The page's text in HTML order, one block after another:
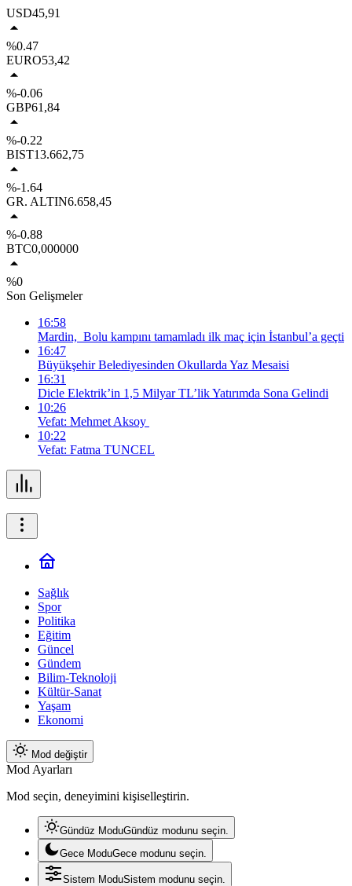
USD45,91
%0.47
EURO53,42
%-0.06
GBP61,84
%-0.22
BIST13.662,75
%-1.64
GR. ALTIN6.658,45
%-0.88
BTC0,000000
%0
Son Gelişmeler
16:58
Mardin, Bolu kampını tamamladı ilk maç için İstanbul’a geçti
16:47
Büyükşehir Belediyesinden Okullarda Yaz Mesaisi
16:31
Dicle Elektrik’in 1,5 Milyar TL’lik Yatırımda Sona Gelindi
10:26
Vefat: Mehmet Aksoy
10:22
Vefat: Fatma TUNCEL
Sağlık
Spor
Politika
Eğitim
Güncel
Gündem
Bilim-Teknoloji
Kültür-Sanat
Yaşam
Ekonomi
Mod değiştir
Mod Ayarları
Mod seçin, deneyimini kişiselleştirin.
Gündüz ModuGündüz modunu seçin.
Gece ModuGece modunu seçin.
Sistem ModuSistem modunu seçin.